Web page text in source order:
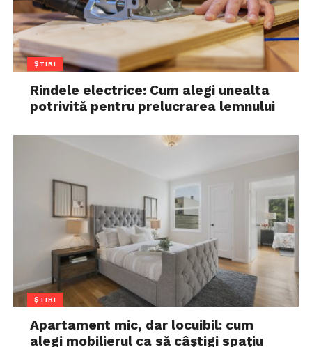
ȘTIRI
Rindele electrice: Cum alegi unealta
potrivită pentru prelucrarea lemnului
ȘTIRI
Apartament mic, dar locuibil: cum
alegi mobilierul ca să câștigi spațiu